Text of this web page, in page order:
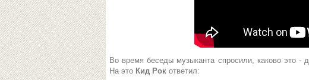
Во время беседы музыканта спросили, каково это -
На это Кид Рок ответил: